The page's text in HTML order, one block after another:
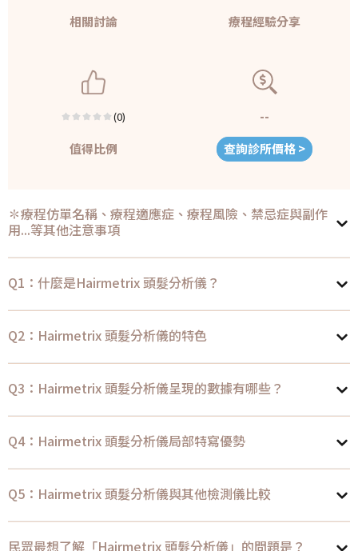
相關討論
療程經驗分享
(0)
值得比例
--
查詢診所價格 >
✽療程仿單名稱、療程適應症、療程風險、禁忌症與副作
用...等其他注意事項
Q1：什麼是Hairmetrix 頭髮分析儀？
Q2：Hairmetrix 頭髮分析儀的特色
Q3：Hairmetrix 頭髮分析儀呈現的數據有哪些？
Q4：Hairmetrix 頭髮分析儀局部特寫優勢
Q5：Hairmetrix 頭髮分析儀與其他檢測儀比較
民眾最想了解「Hairmetrix 頭髮分析儀」的問題是？